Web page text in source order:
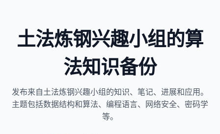
土法炼钢兴趣小组的算
法知识备份
发布来自土法炼钢兴趣小组的知识、笔记、进展和应用。
主题包括数据结构和算法、编程语言、网络安全、密码学
等。